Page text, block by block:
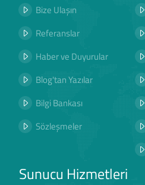
Bize Ulaşın
Referanslar
Haber ve Duyurular
Blog'tan Yazılar
Bilgi Bankası
Sözleşmeler
Sunucu Hizmetleri